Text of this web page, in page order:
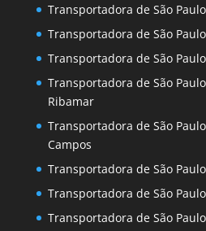
Transportadora de São
Transportadora de São
Transportadora de São
Transportadora de São
Ribamar
Transportadora de São
Campos
Transportadora de São
Transportadora de São
Transportadora de São